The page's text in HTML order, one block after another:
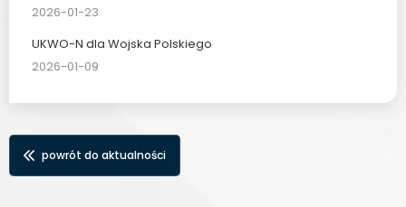
2026-01-23
UKWO-N dla Wojska Polskiego
2026-01-09
powrót do aktualności